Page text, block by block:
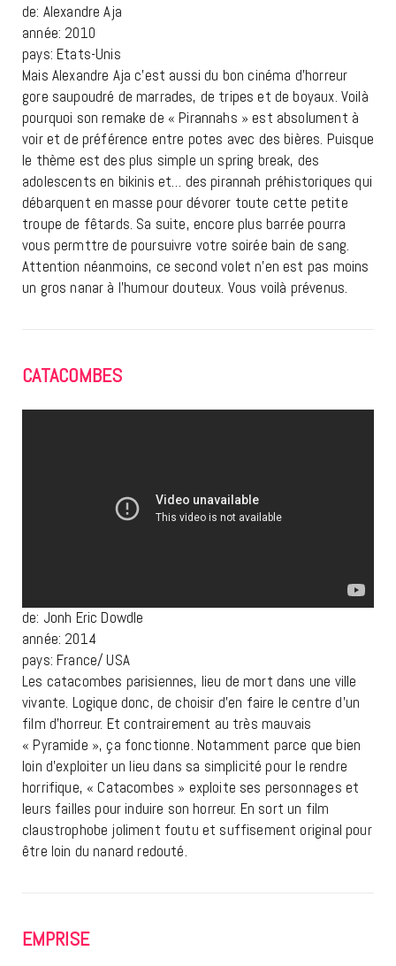
de: Alexandre Aja
année: 2010
pays: Etats-Unis
Mais Alexandre Aja c’est aussi du bon cinéma d’horreur
gore saupoudré de marrades, de tripes et de boyaux. Voilà
pourquoi son remake de « Pirannahs » est absolument à
voir et de préférence entre potes avec des bières. Puisque
le thème est des plus simple un spring break, des
adolescents en bikinis et… des pirannah préhistoriques qui
débarquent en masse pour dévorer toute cette petite
troupe de fêtards. Sa suite, encore plus barrée pourra
vous permttre de poursuivre votre soirée bain de sang.
Attention néanmoins, ce second volet n’en est pas moins
un gros nanar à l’humour douteux. Vous voilà prévenus.
CATACOMBES
de: Jonh Eric Dowdle
année: 2014
pays: France/ USA
Les catacombes parisiennes, lieu de mort dans une ville
vivante. Logique donc, de choisir d’en faire le centre d’un
film d’horreur. Et contrairement au très mauvais
« Pyramide », ça fonctionne. Notamment parce que bien
loin d’exploiter un lieu dans sa simplicité pour le rendre
horrifique, « Catacombes » exploite ses personnages et
leurs failles pour induire son horreur. En sort un film
claustrophobe joliment foutu et suffisement original pour
être loin du nanard redouté.
EMPRISE